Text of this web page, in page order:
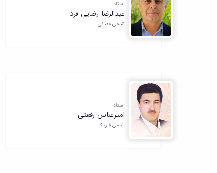
استاد
عبدالرضا رضایی فرد
شیمی معدنی
استاد
امیرعباس رفعتی
شیمی فیزیک